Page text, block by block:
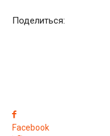
Поделиться:
Facebook